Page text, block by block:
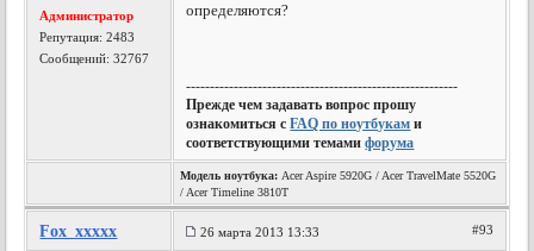
Администратор
Репутация:2483
Сообщений: 32767
определяются?
---------------------------------------------------------
Прежде чем задавать вопрос прошу
ознакомиться сFAQ по ноутбукам и
соответствующими темамифорума
Модель ноутбука: Acer Aspire 5920G / Acer TravelMate 5520G
/ Acer Timeline 3810T
Fox_xxxxx 26 марта 2013 13:33 #93